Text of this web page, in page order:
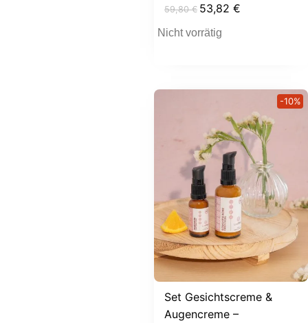
59,80€ 53,82 €
Nicht vorrätig
Set Gesichtscreme &
Augencreme –
-10%